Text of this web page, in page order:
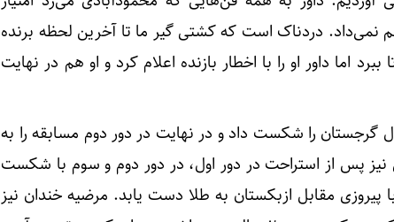
نمی‌داد. دردناک است که کشتی گیر ما تا آخرین لحظه برنده
زمان داشت تا ببرد اما داور او را با اخطار بازنده اعلام کرد و او هم در نهایت
گرجستان را شکست داد و در نهایت در دور دوم مسابقه را به
نیز پس از استراحت در دور اول، در دور دوم و سوم با شکست
مقابل ازبکستان به طلا دست یابد. مرضیه خندان نیز